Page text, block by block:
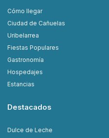
Cómo llegar
Ciudad de Cañuelas
Uribelarrea
Fiestas Populares
Gastronomía
Hospedajes
Estancias
Destacados
Dulce de Leche